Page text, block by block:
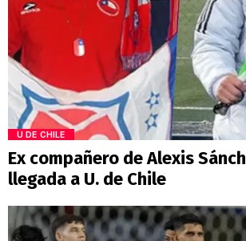
U DE CHILE
Ex compañero de Alexis
llegada a U. de Chile